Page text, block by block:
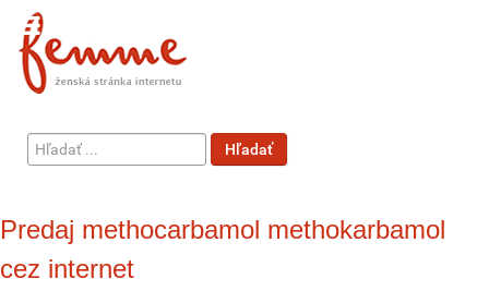
Hľadať
...
Hľadať
Predaj methocarbamol methokarbamol
cez internet